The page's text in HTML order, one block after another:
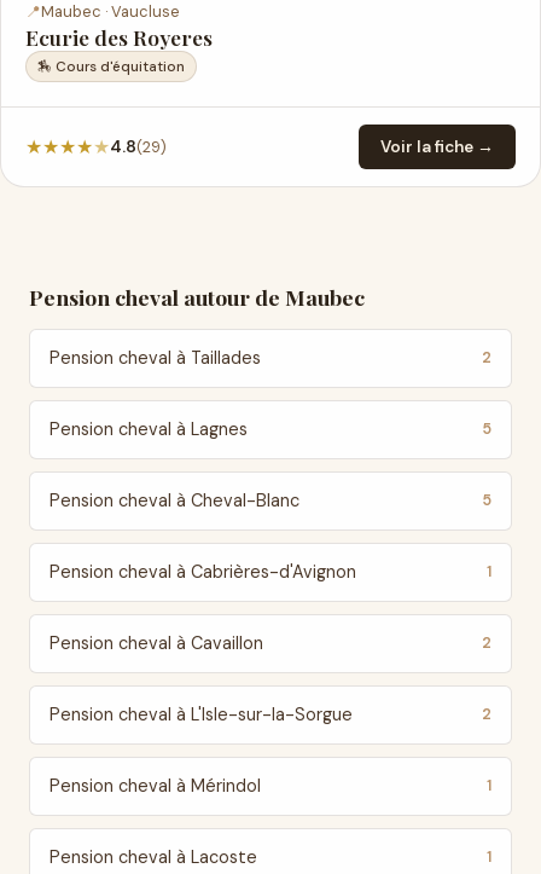
📍Maubec · Vaucluse
Ecurie des Royeres
🏇 Cours d'équitation
★★★★★4.8(29) Voir la fiche →
Pension cheval autour de Maubec
Pension cheval à Taillades 2
Pension cheval à Lagnes 5
Pension cheval à Cheval-Blanc 5
Pension cheval à Cabrières-d'Avignon 1
Pension cheval à Cavaillon 2
Pension cheval à L'Isle-sur-la-Sorgue 2
Pension cheval à Mérindol 1
Pension cheval à Lacoste 1